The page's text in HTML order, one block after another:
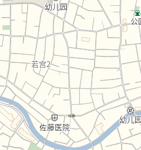
部已换新
已换新
全部已换新
板Cross全部已换新
收纳全部已换新
防水洗衣机底座全部已换新
■
规模的修理工程
受到，建造水槽室排水泵交换